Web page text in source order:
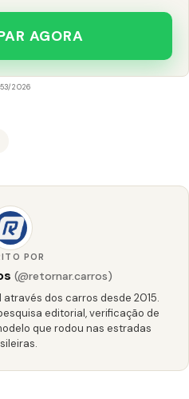
AGORA
2026
POR
(@retornar.carros)
dos carros desde 2015.
editorial, verificação de
que rodou nas estradas